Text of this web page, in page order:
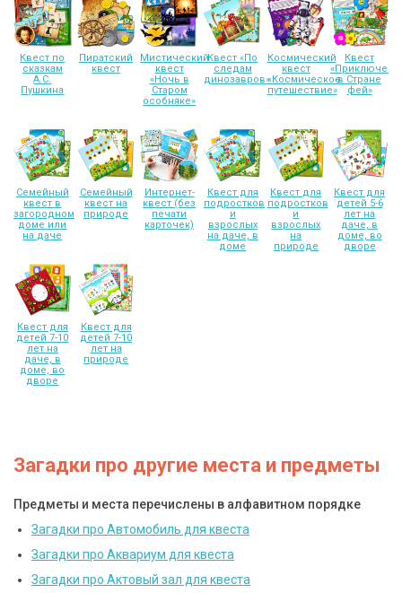
Квест по
сказкам
А.С.
Пушкина
Пиратский
квест
Мистический
квест
«Ночь в
Старом
особняке»
Квест «По
следам
динозавров»
Космический
квест
«Космическое
путешествие»
Квест
в Стране
фей»
Семейный
квест в
загородном
доме или
на даче
Семейный
квест на
природе
Интернет-
квест (без
печати
карточек)
Квест для
подростков
и
взрослых
на даче, в
доме
Квест для
подростков
и
взрослых
на
природе
Квест для
детей 5-6
лет на
даче, в
доме, во
дворе
Квест для
детей 7-10
лет на
даче, в
доме, во
дворе
Квест для
детей 7-10
лет на
природе
Загадки про другие места и предметы
Предметы и места перечислены в алфавитном порядке
Загадки про Автомобиль для квеста
Загадки про Аквариум для квеста
Загадки про Актовый зал для квеста